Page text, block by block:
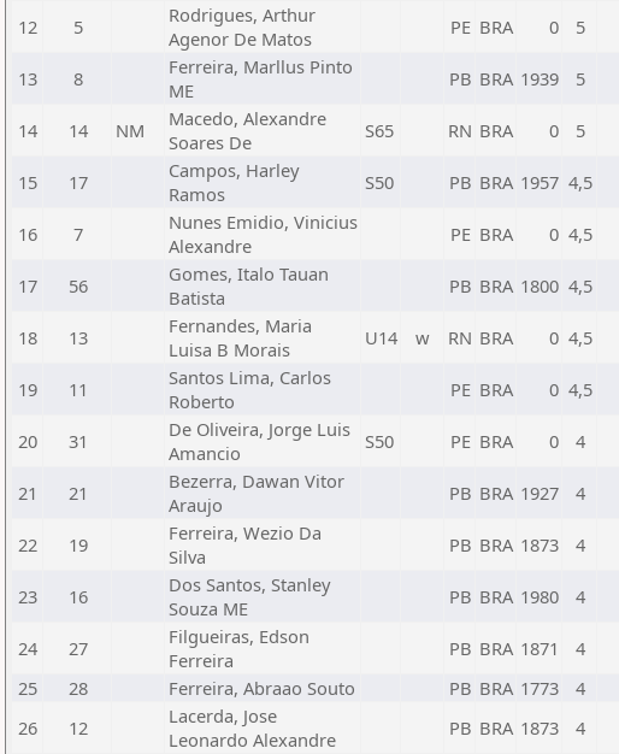
12 5
Rodrigues, Arthur
Agenor De Matos
PE BRA 0 5
13 8
Ferreira, Marllus Pinto
ME
PB BRA 1939 5
14 14 NM
Macedo, Alexandre
Soares De
S65 RN BRA 0 5
15 17
Campos, Harley
Ramos
S50 PB BRA 1957 4,5
16 7
Nunes Emidio, Vinicius
Alexandre
PE BRA 0 4,5
17 56
Gomes, Italo Tauan
Batista
PB BRA 1800 4,5
18 13
Fernandes, Maria
Luisa B Morais
U14 w RN BRA 0 4,5
19 11
Santos Lima, Carlos
Roberto
PE BRA 0 4,5
20 31
De Oliveira, Jorge Luis
Amancio
S50 PE BRA 0 4
21 21
Bezerra, Dawan Vitor
Araujo
PB BRA 1927 4
22 19
Ferreira, Wezio Da
Silva
PB BRA 1873 4
23 16
Dos Santos, Stanley
Souza ME
PB BRA 1980 4
24 27
Filgueiras, Edson
Ferreira
PB BRA 1871 4
25
28 Ferreira, Abraao Souto PB BRA 1773 4
26
12
Lacerda, Jose
Leonardo Alexandre
PB BRA 1873 4